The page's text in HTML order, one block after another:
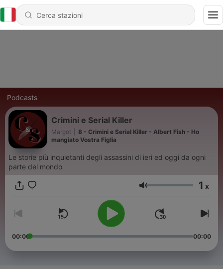
Podcasts
Crimini e Serial Killer
Margot
8 - Crimini e Serial Killer - Albert Fish - Ho
mangiato Vostra Figlia
Le storie più inquietanti degli assassini di ieri ed oggi da ogni
parte del mondo
Volume 1 x
00:00 00:00